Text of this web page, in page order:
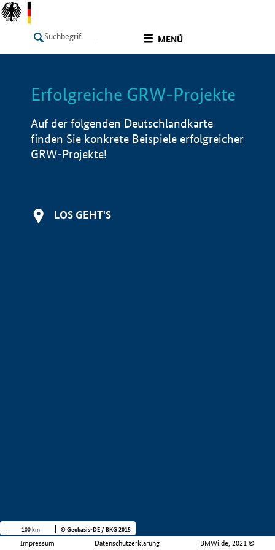
MENÜ
LISTE Info
Erfolgreiche GRW-Projekte
Auf der folgenden Deutschlandkarte
finden Sie konkrete Beispiele erfolgreicher
GRW-Projekte!
LOS GEHT'S
Impressum Datenschutzerklärung BMWi.de, 2021 ©
100 km © Geobasis-DE / BKG 2015